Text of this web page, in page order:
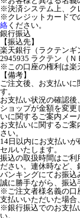
※決済システム上、ク
※クレジットカードで
絡 ください。
銀行振込
【振込先】
楽天銀行（ラクテンギ
2945935 ラクテン（
※この口座の権利は楽
【備考】
ご注文後、お支払い
す。
お支払い状況の確認後
ショップが金額を変
いに関するご案内メー
お支払いに関するご
さい。
14日以内にお支払い
セルいたします。
振込の取扱時間はご利
ださい。連休時など
バンキングにてお振込
誠に勝手ながら、振込
※ご注文者様名義の口
支払いいただいた場合
※銀行振込でのお支払
い。